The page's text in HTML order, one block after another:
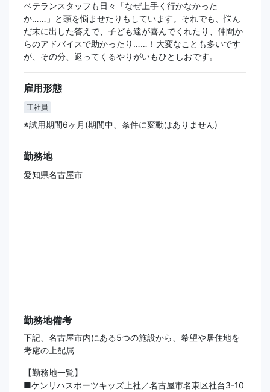
ベテランスタッフも日々「なぜ上手く行かなかった
か……」と頭を悩ませたりもしています。それでも、悩ん
だ末に出した答えで、子ども達が喜んでくれたり、仲間か
らのアドバイスで助かったり……！大変なことも多いです
が、その分、返ってくるやりがいもひとしおです。
雇用形態
正社員
※試用期間6ヶ月(期間中、条件に変動はありません)
勤務地
愛知県名古屋市
勤務地備考
下記、名古屋市内にある5つの施設から、希望や居住地を
考慮の上配属
【勤務地一覧】
■ケンリハスポーツキッズ上社／名古屋市名東区社台3-10